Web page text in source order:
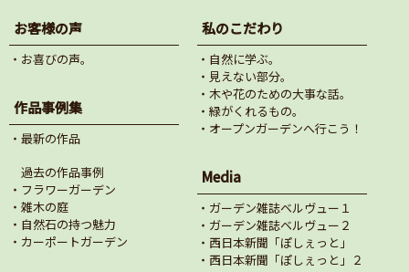
お客様の声
・お喜びの声。
作品事例集
・最新の作品
過去の作品事例
・フラワーガーデン
・雑木の庭
・自然石の持つ魅力
・カーポートガーデン
私のこだわり
・自然に学ぶ。
・見えない部分。
・木や花のための大事な話。
・緑がくれるもの。
・オープンガーデンへ行こう！
Media
・ガーデン雑誌ベルヴュー１
・ガーデン雑誌ベルヴュー２
・西日本新聞「ぽしぇっと」
・西日本新聞「ぽしぇっと」２